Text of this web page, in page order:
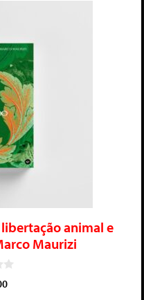
animal e
Maurizi